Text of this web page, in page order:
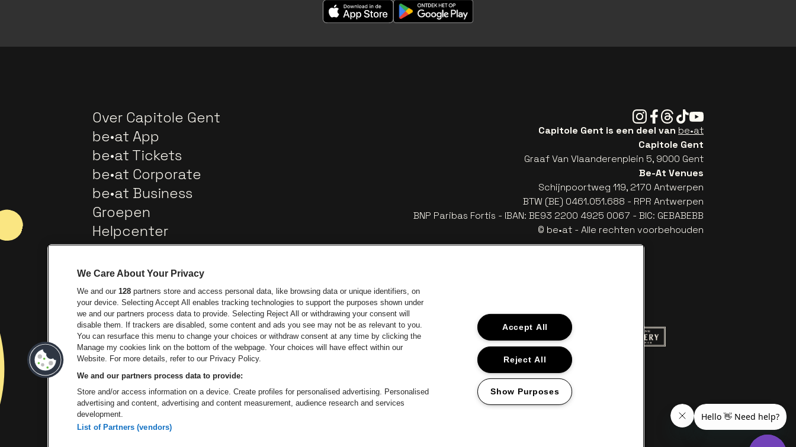
Over Capitole Gent
be•at App
be•at Tickets
be•at Corporate
be•at Business
Groepen
Helpcenter
Contact
Instagram
Facebook
Threads
TiktokYoutube
Capitole Gent is een deel van be•at
Capitole Gent
Graaf Van Vlaanderenplein 5, 9000 Gent
Be-At Venues
Schijnpoortweg 119, 2170 Antwerpen
BTW (BE) 0461.051.688 - RPR Antwerpen
BNP Paribas Fortis - IBAN: BE93 2200 4925 0067 - BIC: GEBABEBB
© be•at - Alle rechten voorbehouden
Ga naar de website van Europcar
Ga naar de website van JupilerGa naar de website van Coca-Cola
Ga naar de website van Red Bull
Ga naar de website van Het logo van Aperol
Ga naar de website van Het logo van Jameson in offwhite
Ga naar de website van Het logo van Lillet in off-white
Ga naar de website van Croky
Ga naar de website van Nieuwsblad
Ga naar de website van Lotto
We Care About Your Privacy
We and our 128 partners store and access personal data, like browsing data or unique identifiers, on
your device. Selecting Accept All enables tracking technologies to support the purposes shown under
we and our partners process data to provide. Selecting Reject All or withdrawing your consent will
disable them. If trackers are disabled, some content and ads you see may not be as relevant to you.
You can resurface this menu to change your choices or withdraw consent at any time by clicking the
Manage my cookies link on the bottom of the webpage. Your choices will have effect within our
Website. For more details, refer to our Privacy Policy.
We and our partners process data to provide:
Store and/or access information on a device. Create profiles for personalised advertising. Personalised
advertising and content, advertising and content measurement, audience research and services
development.
List of Partners (vendors)
Accept All
Reject All
Show Purposes